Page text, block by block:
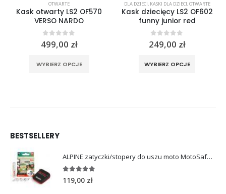
OTWARTE
Kask otwarty LS2 OF570
VERSO NARDO
0out of 5
499,00 zł
WYBIERZ OPCJE
DLA DZIECI, KASKI DLA DZIECI,OTWARTE
Kask dziecięcy LS2 OF602
funny junior red
0 out of 5
249,00 zł
WYBIERZ OPCJE
BESTSELLERY
ALPINE zatyczki/stopery do uszu moto MotoSafe Pro
4.96out of 5
119,00 zł